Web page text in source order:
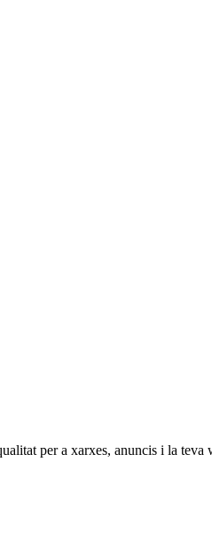
per a xarxes, anuncis i la